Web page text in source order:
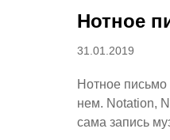
Нотное
Posted
31.01.2019
Нотное письмо
нем. Notation,
сама запись